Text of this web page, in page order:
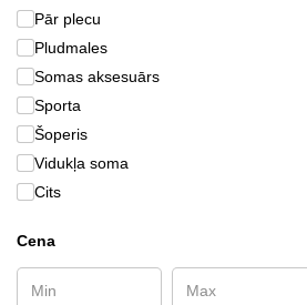
Pār plecu
Pludmales
Somas aksesuārs
Sporta
Šoperis
Vidukļa soma
Cits
Cena